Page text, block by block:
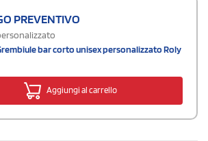
PREVENTIVO
bar corto unisex personalizzato Roly
Aggiungi al carrello